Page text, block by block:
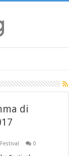
di
0